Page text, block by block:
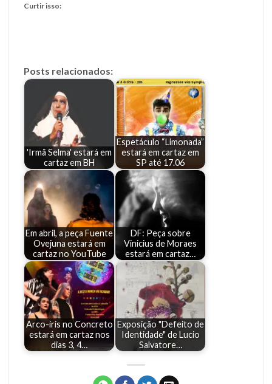
Curtir isso:
Posts relacionados:
'Irmã Selma' estará em
cartaz em BH
Espetáculo “Limonada”
estará em cartaz em
SP até 17.06
Em abril, a peça Fuente
Ovejuna estará em
cartaz no YouTube
DF: Peça sobre
Vinicius de Moraes
estará em cartaz…
Arco-íris no Concreto
estará em cartaz nos
dias 3, 4…
Exposição "Defeito de
Identidade" de Lucio
Salvatore…